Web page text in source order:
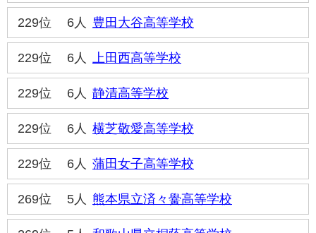
229位 6人 豊田大谷高等学校
229位 6人 上田西高等学校
229位 6人 静清高等学校
229位 6人 横芝敬愛高等学校
229位 6人 蒲田女子高等学校
269位 5人 熊本県立済々黌高等学校